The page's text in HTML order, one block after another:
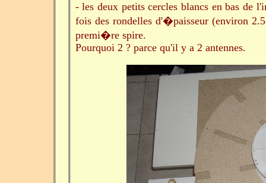
- les deux petits cercles blancs en bas
fois des rondelles d'�paisseur (environ
premi�re spire.
Pourquoi 2 ? parce qu'il y a 2 antennes.